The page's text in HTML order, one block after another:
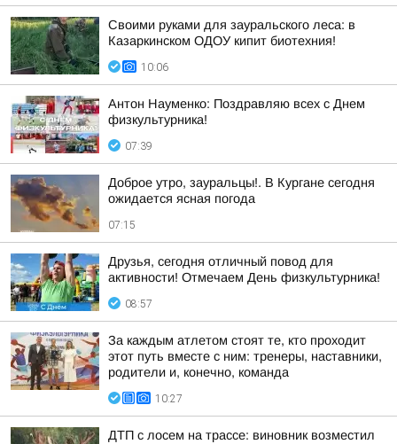
Своими руками для зауральского леса: в
Казаркинском ОДОУ кипит биотехния!
10:06
Антон Науменко: Поздравляю всех с Днем
физкультурника!
07:39
Доброе утро, зауральцы!. В Кургане сегодня
ожидается ясная погода
07:15
Друзья, сегодня отличный повод для
активности! Отмечаем День физкультурника!
08:57
За каждым атлетом стоят те, кто проходит
этот путь вместе с ним: тренеры, наставники,
родители и, конечно, команда
10:27
ДТП с лосем на трассе: виновник возместил